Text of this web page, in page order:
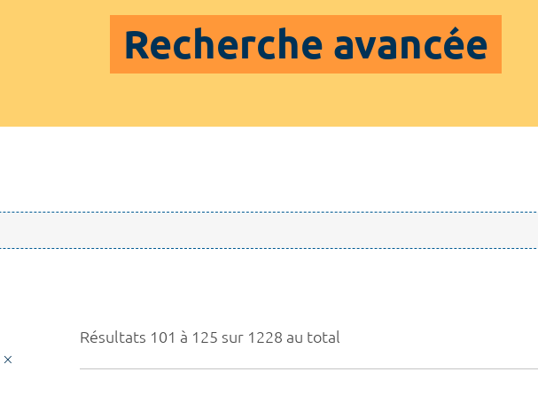
Recherche avancée
Résultats 101 à 125 sur 1228 au total